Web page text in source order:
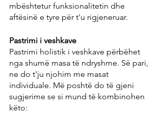
mbështetur funksionalitetin dhe
aftësinë e tyre për t'u rigjeneruar.
Pastrimi i veshkave
Pastrimi holistik i veshkave përbëhet
nga shumë masa të ndryshme. Së pari,
ne do t'ju njohim me masat
individuale. Më poshtë do të gjeni
sugjerime se si mund të kombinohen
këto: